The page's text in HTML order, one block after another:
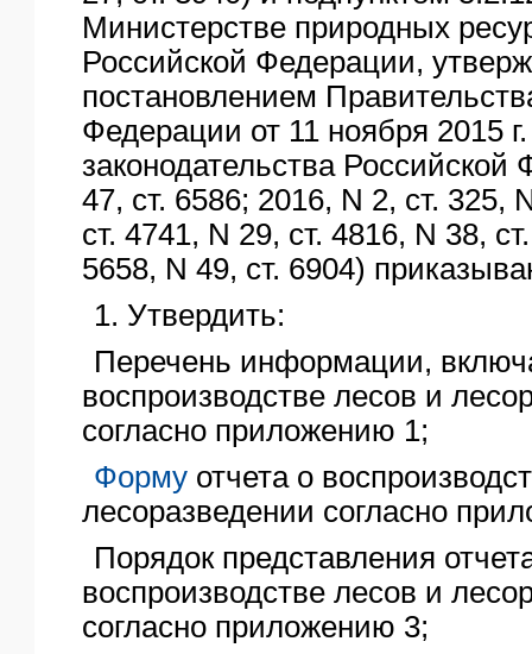
Министерстве природных
Российской Федерации,
постановлением
Федерации от 11 ноября 2015
законодательства
47, ст. 6586; 2016, N 2, ст. 325,
ст. 4741, N 29, ст. 4816, N 38,
5658, N 49, ст. 6904)
1. Утвердить:
Перечень информации,
воспроизводстве лесов и
согласно приложению 1;
Форму отчета о
лесоразведении согласно
Порядок представления
воспроизводстве лесов и
согласно приложению 3;